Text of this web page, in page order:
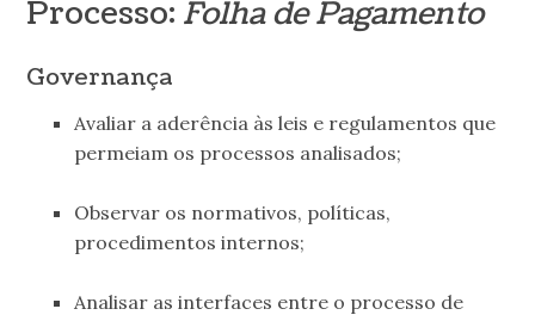
Processo: Folha de Pagamento
Governança
Avaliar a aderência às leis e regulamentos que
permeiam os processos analisados;
Observar os normativos, políticas,
procedimentos internos;
Analisar as interfaces entre o processo de